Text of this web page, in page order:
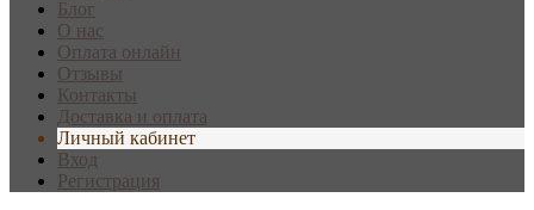
Блог
О нас
Оплата онлайн
Отзывы
Контакты
Доставка и оплата
Личный кабинет
Вход
Регистрация